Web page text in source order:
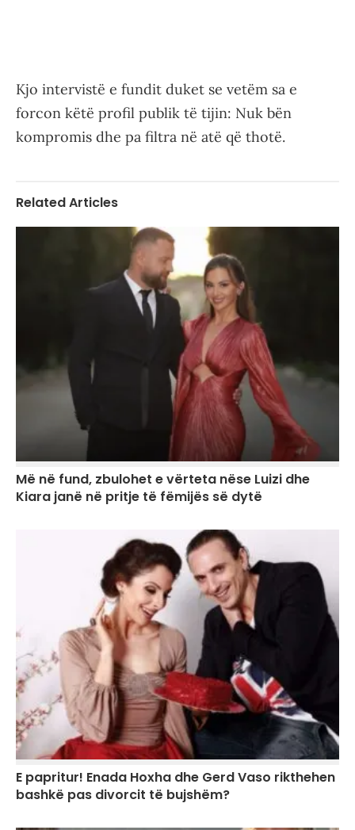
Kjo intervistë e fundit duket se vetëm sa e
forcon këtë profil publik të tijin: Nuk bën
kompromis dhe pa filtra në atë që thotë.
Related Articles
Më në fund, zbulohet e vërteta nëse Luizi dhe
Kiara janë në pritje të fëmijës së dytë
E papritur! Enada Hoxha dhe Gerd Vaso rikthehen
bashkë pas divorcit të bujshëm?